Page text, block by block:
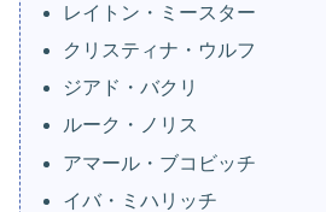
レイトン・ミースター
クリスティナ・ウルフ
ジアド・バクリ
ルーク・ノリス
アマール・ブコビッチ
イバ・ミハリッチ